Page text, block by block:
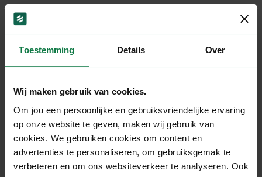
Toestemming Details Over
Wij maken gebruik van cookies.
Om jou een persoonlijke en gebruiksvriendelijke ervaring
op onze website te geven, maken wij gebruik van
cookies. We gebruiken cookies om content en
advertenties te personaliseren, om gebruiksgemak te
verbeteren en om ons websiteverkeer te analyseren. Ook
MyParcel
Shipping rates
How does MyParcel work?
Shipping platform
Integrations